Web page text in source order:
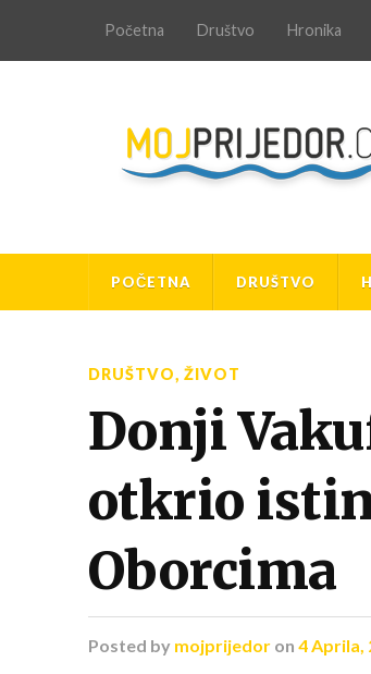
Početna Društvo Hronika
POČETNA DRUŠTVO
DRUŠTVO, ŽIVOT
Donji
otkrio
Oborcima
Posted by mojprijedor on 4 Aprila,